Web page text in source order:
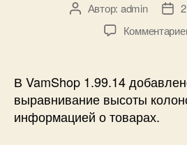
Автор
записи
Автор: admin
В VamShop 1.99.14
выравнивание высоты
информацией о товарах.